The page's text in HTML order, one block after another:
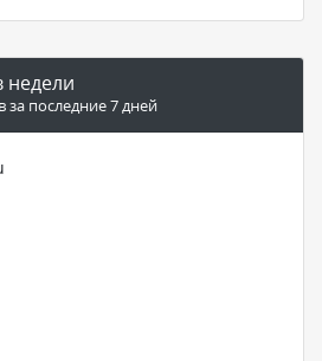
недели
за последние 7 дней